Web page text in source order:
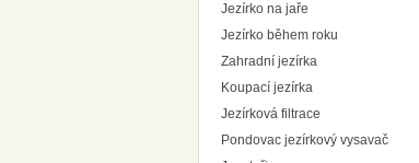
Jezírko na jaře
Jezírko během roku
Zahradní jezírka
Koupací jezírka
Jezírková filtrace
Pondovac jezírkový vysavač